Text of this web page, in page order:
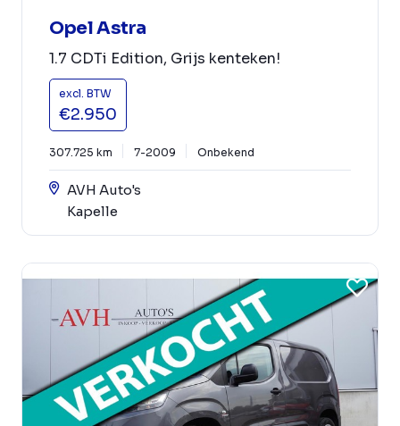
Opel Astra
1.7 CDTi Edition, Grijs kenteken!
excl. BTW
€2.950
307.725 km 7-2009 Onbekend
AVH Auto's
Kapelle